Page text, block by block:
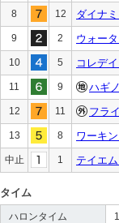
8 12 ダイナ
9 2 ウォー
10 5 コレデ
11 9 ハギ
12 11 フラ
13 8 ワーキ
中止 1 テイエ
タイム
ハロンタイム